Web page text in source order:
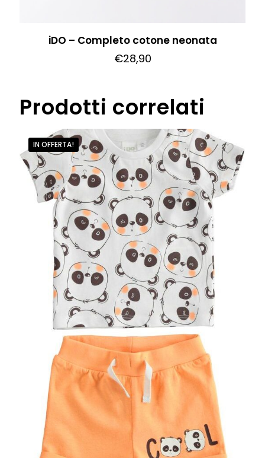
iDO – Completo cotone neonata
€28,90
prodotto
ha
più
varianti.
opzioni
possono
essere
scelte
nella
pagina
del
prodotto
Prodotti correlati
IN OFFERTA!